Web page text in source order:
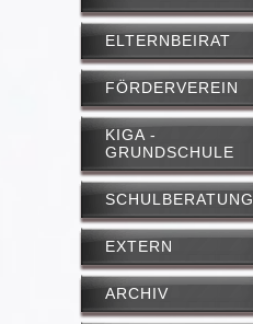
ELTERNBEIRAT
FÖRDERVEREIN
KIGA -
GRUNDSCHULE
SCHULBERATUNG
EXTERN
ARCHIV